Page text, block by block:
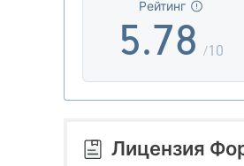
Рейтинг
5
6
7
.7
8
9
8
9
/10
Лицензия